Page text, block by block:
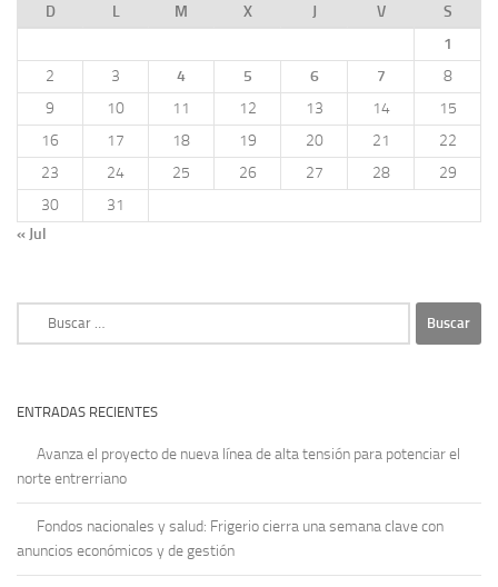
D
L M X J V
S
1
2
3 4 5 6 7
8
9
10 11 12 13 14
15
16
17 18 19 20 21
22
23
24 25 26 27 28
29
30
31
« Jul
ENTRADAS RECIENTES
Avanza el proyecto de nueva línea de alta tensión para potenciar el
norte entrerriano
Fondos nacionales y salud: Frigerio cierra una semana clave con
anuncios económicos y de gestión